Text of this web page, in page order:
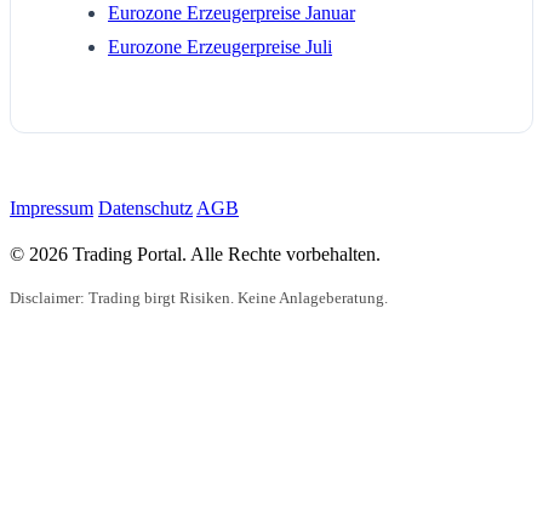
Eurozone Erzeugerpreise Januar
Eurozone Erzeugerpreise Juli
Impressum Datenschutz AGB
© 2026 Trading Portal. Alle Rechte vorbehalten.
Disclaimer: Trading birgt Risiken. Keine Anlageberatung.